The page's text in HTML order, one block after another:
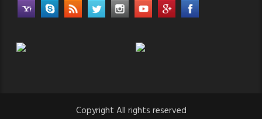
Copyright All rights reserved